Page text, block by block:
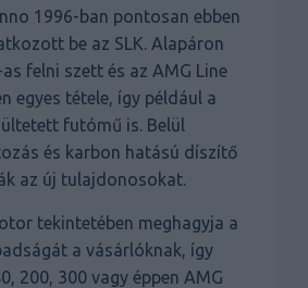
1996-ban pontosan ebben
be az SLK. Alapáron
felni szett és az AMG Line
egyes tétele, így például a
futómű is. Belül
és karbon hatású díszítő
az új tulajdonosokat.
tekintetében meghagyja a
a vásárlóknak, így
200, 300 vagy éppen AMG